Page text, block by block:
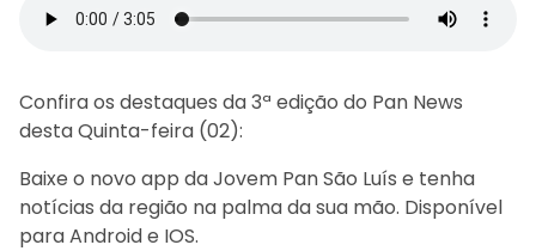
Confira os destaques da 3ª edição do Pan News
desta Quinta-feira (02):
Baixe o novo app da Jovem Pan São Luís e tenha
notícias da região na palma da sua mão. Disponível
para Android e IOS.